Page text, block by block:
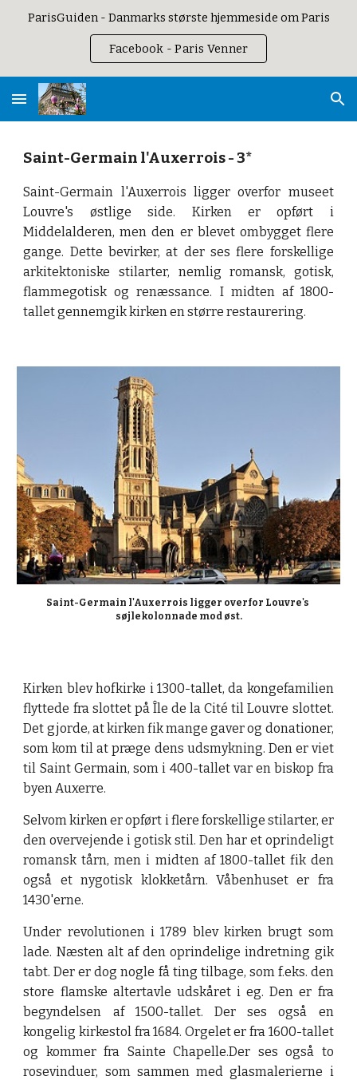
ParisGuiden - Danmarks største hjemmeside om Paris
Facebook - Paris Venner
Saint-Germain l'Auxerrois - 3*
Saint-Germain l'Auxerrois ligger overfor museet
Louvre's østlige side. Kirken er opført i
Middelalderen, men den er blevet ombygget flere
gange. Dette bevirker, at der ses flere forskellige
arkitektoniske stilarter, nemlig romansk, gotisk,
flammegotisk og renæssance. I midten af 1800-
tallet gennemgik kirken en større restaurering.
Saint-Germain l'Auxerrois ligger overfor Louvre's
søjlekolonnade mod øst.
Kirken blev hofkirke i 1300-tallet, da kongefamilien
flyttede fra slottet på Île de la Cité til Louvre slottet.
Det gjorde, at kirken fik mange gaver og donationer,
som kom til at præge dens udsmykning. Den er viet
til Saint Germain, som i 400-tallet var en biskop fra
byen Auxerre.
Selvom kirken er opført i flere forskellige stilarter, er
den overvejende i gotisk stil. Den har et oprindeligt
romansk tårn, men i midten af 1800-tallet fik den
også et nygotisk klokketårn. Våbenhuset er fra
1430'erne.
Under revolutionen i 1789 blev kirken brugt som
lade. Næsten alt af den oprindelige indretning gik
tabt. Der er dog nogle få ting tilbage, som f.eks. den
store flamske altertavle udskåret i eg. Den er fra
begyndelsen af 1500-tallet. Der ses også en
kongelig kirkestol fra 1684. Orgelet er fra 1600-tallet
og kommer fra Sainte Chapelle.Der ses også to
rosevinduer, som sammen med glasmalerierne i